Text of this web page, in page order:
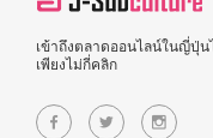
เข้าถึงตลาดออนไลน์ในญี่ปุ่น
เพียงไม่กี่คลิก